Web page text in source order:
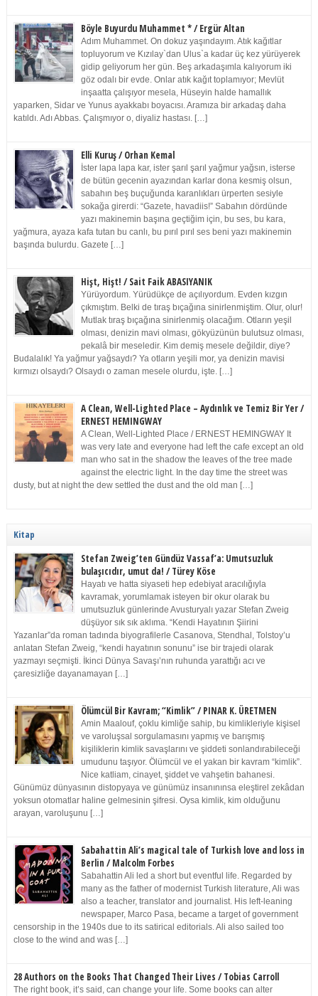
Böyle Buyurdu Muhammet * / Ergür Altan
Adım Muhammet. On dokuz yaşındayım. Atık kağıtlar
topluyorum ve Kızılay`dan Ulus`a kadar üç kez yürüyerek
gidip geliyorum her gün. Beş arkadaşımla kalıyorum iki
göz odalı bir evde. Onlar atık kağıt toplamıyor; Mevlüt
inşaatta çalışıyor mesela, Hüseyin halde hamallık
yaparken, Sidar ve Yunus ayakkabı boyacısı. Aramıza bir arkadaş daha
katıldı. Adı Abbas. Çalışmıyor o, diyaliz hastası. […]
Elli Kuruş / Orhan Kemal
İster lapa lapa kar, ister şarıl şarıl yağmur yağsın, isterse
de bütün gecenin ayazından karlar dona kesmiş olsun,
sabahın beş buçuğunda karanlıkları ürperten sesiyle
sokağa girerdi: “Gazete, havadiis!” Sabahın dördünde
yazı makinemin başına geçtiğim için, bu ses, bu kara,
yağmura, ayaza kafa tutan bu canlı, bu pırıl pırıl ses beni yazı makinemin
başında bulurdu. Gazete […]
Hişt, Hişt! / Sait Faik ABASIYANIK
Yürüyordum. Yürüdükçe de açılıyordum. Evden kızgın
çıkmıştım. Belki de tıraş bıçağına sinirlenmiştim. Olur, olur!
Mutlak tıraş bıçağına sinirlenmiş olacağım. Otların yeşil
olması, denizin mavi olması, gökyüzünün bulutsuz olması,
pekalâ bir meseledir. Kim demiş mesele değildir, diye?
Budalalık! Ya yağmur yağsaydı? Ya otların yeşili mor, ya denizin mavisi
kırmızı olsaydı? Olsaydı o zaman mesele olurdu, işte. […]
A Clean, Well-Lighted Place – Aydınlık ve Temiz Bir Yer /
ERNEST HEMINGWAY
A Clean, Well-Lighted Place / ERNEST HEMINGWAY It
was very late and everyone had left the cafe except an old
man who sat in the shadow the leaves of the tree made
against the electric light. In the day time the street was
dusty, but at night the dew settled the dust and the old man […]
Kitap
Stefan Zweig’ten Gündüz Vassaf’a: Umutsuzluk
bulaşıcıdır, umut da! / Türey Köse
Hayatı ve hatta siyaseti hep edebiyat aracılığıyla
kavramak, yorumlamak isteyen bir okur olarak bu
umutsuzluk günlerinde Avusturyalı yazar Stefan Zweig
düşüyor sık sık aklıma. “Kendi Hayatının Şiirini
Yazanlar”da roman tadında biyografilerle Casanova, Stendhal, Tolstoy’u
anlatan Stefan Zweig, “kendi hayatının sonunu” ise bir trajedi olarak
yazmayı seçmişti. İkinci Dünya Savaşı’nın ruhunda yarattığı acı ve
çaresizliğe dayanamayan […]
Ölümcül Bir Kavram; “Kimlik” / PINAR K. ÜRETMEN
Amin Maalouf, çoklu kimliğe sahip, bu kimlikleriyle kişisel
ve varoluşsal sorgulamasını yapmış ve barışmış
kişiliklerin kimlik savaşlarını ve şiddeti sonlandırabileceği
umudunu taşıyor. Ölümcül ve el yakan bir kavram “kimlik”.
Nice katliam, cinayet, şiddet ve vahşetin bahanesi.
Günümüz dünyasının distopyaya ve günümüz insanınınsa eleştirel zekâdan
yoksun otomatlar haline gelmesinin şifresi. Oysa kimlik, kim olduğunu
arayan, varoluşunu […]
Sabahattin Ali’s magical tale of Turkish love and loss in
Berlin / Malcolm Forbes
Sabahattin Ali led a short but eventful life. Regarded by
many as the father of modernist Turkish literature, Ali was
also a teacher, translator and journalist. His left-leaning
newspaper, Marco Pasa, became a target of government
censorship in the 1940s due to its satirical editorials. Ali also sailed too
close to the wind and was […]
28 Authors on the Books That Changed Their Lives / Tobias Carroll
The right book, it’s said, can change your life. Some books can alter